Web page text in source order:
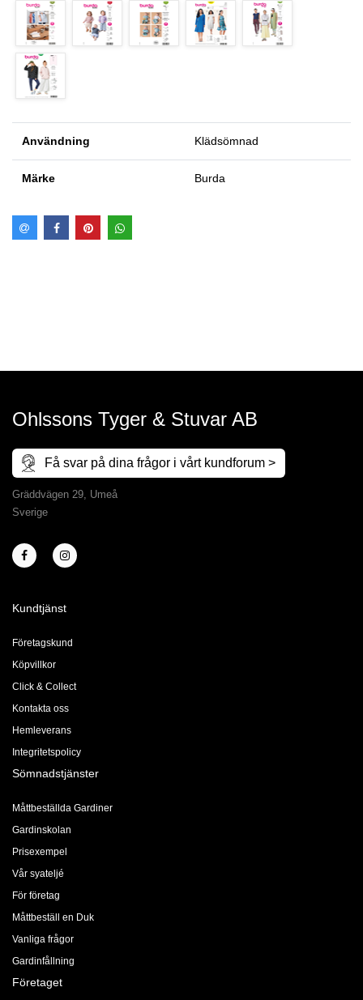
Användning Klädsömnad
Märke Burda
Ohlssons Tyger & Stuvar AB
Få svar på dina frågor i vårt kundforum >
Gräddvägen 29, Umeå
Sverige
Kundtjänst
Företagskund
Köpvillkor
Click & Collect
Kontakta oss
Hemleverans
Integritetspolicy
Sömnadstjänster
Måttbeställda Gardiner
Gardinskolan
Prisexempel
Vår syateljé
För företag
Måttbeställ en Duk
Vanliga frågor
Gardinfållning
Företaget